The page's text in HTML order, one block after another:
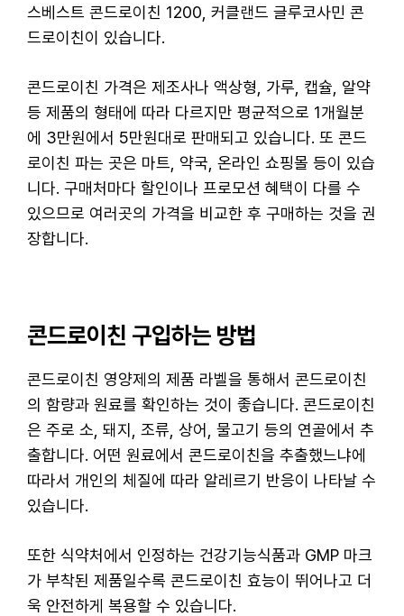
스베스트 콘드로이친 1200, 커클랜드 글루코사민 콘
드로이친이 있습니다.
콘드로이친 가격은 제조사나 액상형, 가루, 캡슐, 알약
등 제품의 형태에 따라 다르지만 평균적으로 1개월분
에 3만원에서 5만원대로 판매되고 있습니다. 또 콘드
로이친 파는 곳은 마트, 약국, 온라인 쇼핑몰 등이 있습
니다. 구매처마다 할인이나 프로모션 혜택이 다를 수
있으므로 여러곳의 가격을 비교한 후 구매하는 것을 권
장합니다.
콘드로이친 구입하는 방법
콘드로이친 영양제의 제품 라벨을 통해서 콘드로이친
의 함량과 원료를 확인하는 것이 좋습니다. 콘드로이친
은 주로 소, 돼지, 조류, 상어, 물고기 등의 연골에서 추
출합니다. 어떤 원료에서 콘드로이친을 추출했느냐에
따라서 개인의 체질에 따라 알레르기 반응이 나타날 수
있습니다.
또한 식약처에서 인정하는 건강기능식품과 GMP 마크
가 부착된 제품일수록 콘드로이친 효능이 뛰어나고 더
욱 안전하게 복용할 수 있습니다.